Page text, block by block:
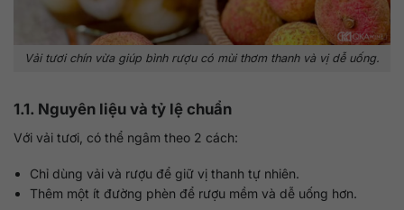
Vải tươi chín vừa giúp bình rượu có mùi thơm thanh và vị dễ uống.
1.1. Nguyên liệu và tỷ lệ chuẩn
Với vải tươi, có thể ngâm theo 2 cách:
Chỉ dùng vải và rượu để giữ vị thanh tự nhiên.
Thêm một ít đường phèn để rượu mềm và dễ uống hơn.